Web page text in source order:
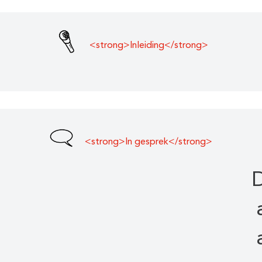
<strong>Inleiding</strong>
<strong>In gesprek</strong>